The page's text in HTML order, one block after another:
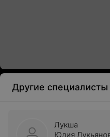
Другие специалисты
Лукша
Юлия